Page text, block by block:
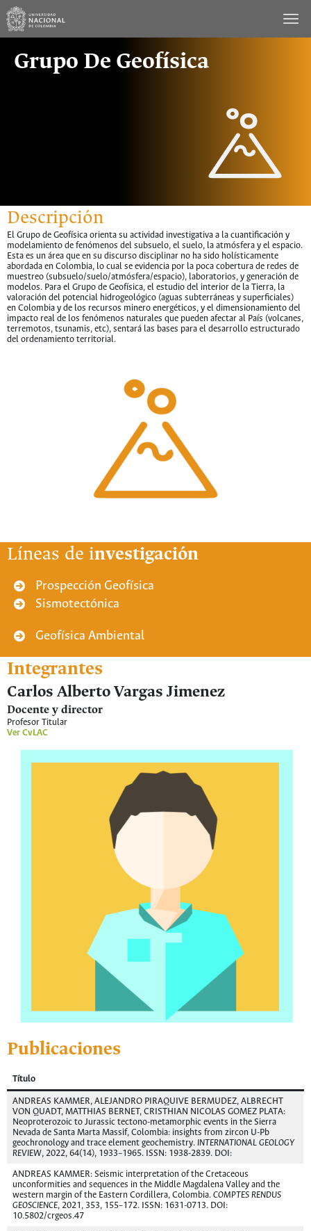
Saltar
contenido
Grupo De Geofísica
Descripción
El Grupo de Geofísica orienta su actividad investigativa a la cuantificación y
modelamiento de fenómenos del subsuelo, el suelo, la atmósfera y el espacio.
Esta es un área que en su discurso disciplinar no ha sido holísticamente
abordada en Colombia, lo cual se evidencia por la poca cobertura de redes de
muestreo (subsuelo/suelo/atmósfera/espacio), laboratorios, y generación de
modelos. Para el Grupo de Geofísica, el estudio del interior de la Tierra, la
valoración del potencial hidrogeológico (aguas subterráneas y superficiales)
en Colombia y de los recursos minero energéticos, y el dimensionamiento del
impacto real de los fenómenos naturales que pueden afectar al País (volcanes,
terremotos, tsunamis, etc), sentará las bases para el desarrollo estructurado
del ordenamiento territorial.
Líneas de investigación
Prospección Geofísica
Sismotectónica
Geofísica Ambiental
Integrantes
Carlos Alberto Vargas Jimenez
Docente y director
Profesor Titular
Ver CvLAC
Publicaciones
Título
ANDREAS KAMMER, ALEJANDRO PIRAQUIVE BERMUDEZ, ALBRECHT
VON QUADT, MATTHIAS BERNET, CRISTHIAN NICOLAS GOMEZ PLATA:
Neoproterozoic to Jurassic tectono-metamorphic events in the Sierra
Nevada de Santa Marta Massif, Colombia: insights from zircon U-Pb
geochronology and trace element geochemistry. INTERNATIONAL GEOLOGY
REVIEW, 2022, 64(14), 1933–1965. ISSN: 1938-2839. DOI:
ANDREAS KAMMER: Seismic interpretation of the Cretaceous
unconformities and sequences in the Middle Magdalena Valley and the
western margin of the Eastern Cordillera, Colombia. COMPTES RENDUS
GEOSCIENCE, 2021, 353, 155–172. ISSN: 1631-0713. DOI:
10.5802/crgeos.47